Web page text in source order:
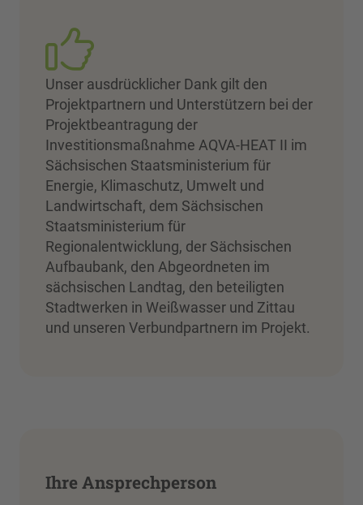
Unser ausdrücklicher Dank gilt den
Projektpartnern und Unterstützern bei der
Projektbeantragung der
Investitionsmaßnahme AQVA-HEAT II im
Sächsischen Staatsministerium für
Energie, Klimaschutz, Umwelt und
Landwirtschaft, dem Sächsischen
Staatsministerium für
Regionalentwicklung, der Sächsischen
Aufbaubank, den Abgeordneten im
sächsischen Landtag, den beteiligten
Stadtwerken in Weißwasser und Zittau
und unseren Verbundpartnern im Projekt.
Ihre Ansprechperson